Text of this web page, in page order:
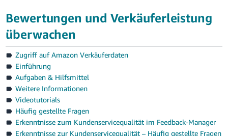
Bewertungen und Verkäuferleistung
überwachen
Zugriff auf Amazon Verkäuferdaten
Einführung
Aufgaben & Hilfsmittel
Weitere Informationen
Videotutorials
Häufig gestellte Fragen
Erkenntnisse zum Kundenservicequalität im Feedback-Manager
Erkenntnisse zur Kundenservicequalität – Häufig gestellte Fragen